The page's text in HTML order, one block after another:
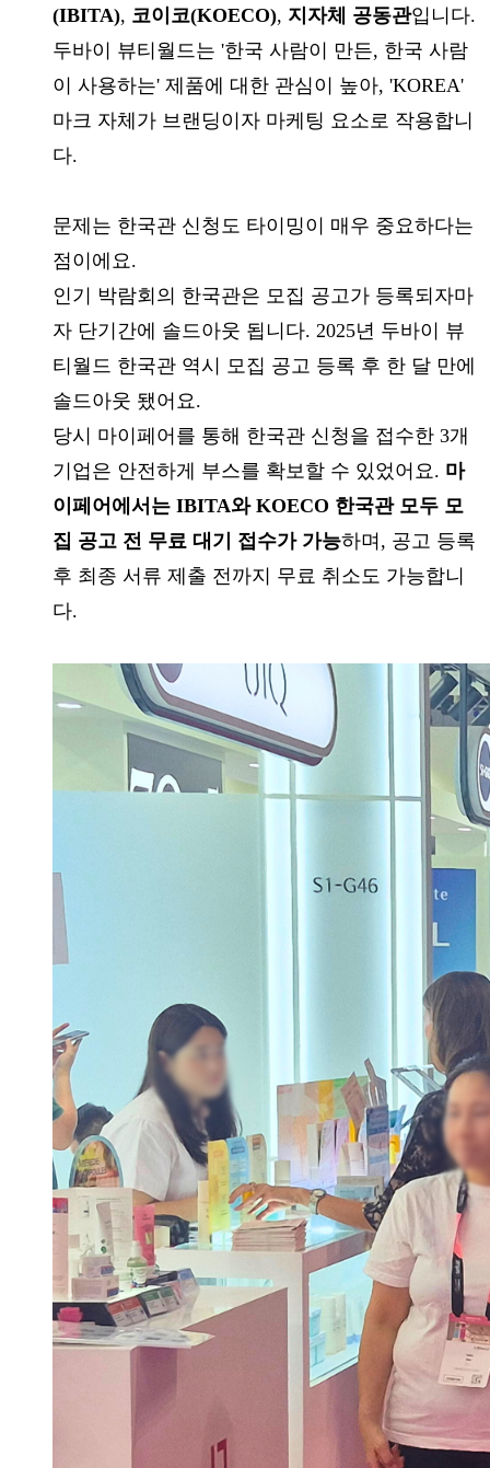
(IBITA), 코이코(KOECO), 지자체 공동관입니다.
두바이 뷰티월드는 '한국 사람이 만든, 한국 사람
이 사용하는' 제품에 대한 관심이 높아, 'KOREA'
마크 자체가 브랜딩이자 마케팅 요소로 작용합니
다.
문제는 한국관 신청도 타이밍이 매우 중요하다는
점이에요.
인기 박람회의 한국관은 모집 공고가 등록되자마
자 단기간에 솔드아웃 됩니다. 2025년 두바이 뷰
티월드 한국관 역시 모집 공고 등록 후 한 달 만에
솔드아웃 됐어요.
당시 마이페어를 통해 한국관 신청을 접수한 3개
기업은 안전하게 부스를 확보할 수 있었어요. 마
이페어에서는 IBITA와 KOECO 한국관 모두 모
집 공고 전 무료 대기 접수가 가능하며, 공고 등록
후 최종 서류 제출 전까지 무료 취소도 가능합니
다.